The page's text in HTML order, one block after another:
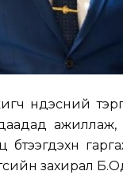
үндэсний
захирал